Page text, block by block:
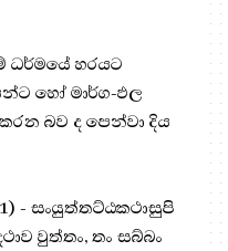
ධර්මයේ හරයට
හෝ මාර්ග-ඵල
බව ද පෙන්වා දිය
- සංයුත්තට්ඨකථාසුපි
වුත්තං, තං සබ්බං